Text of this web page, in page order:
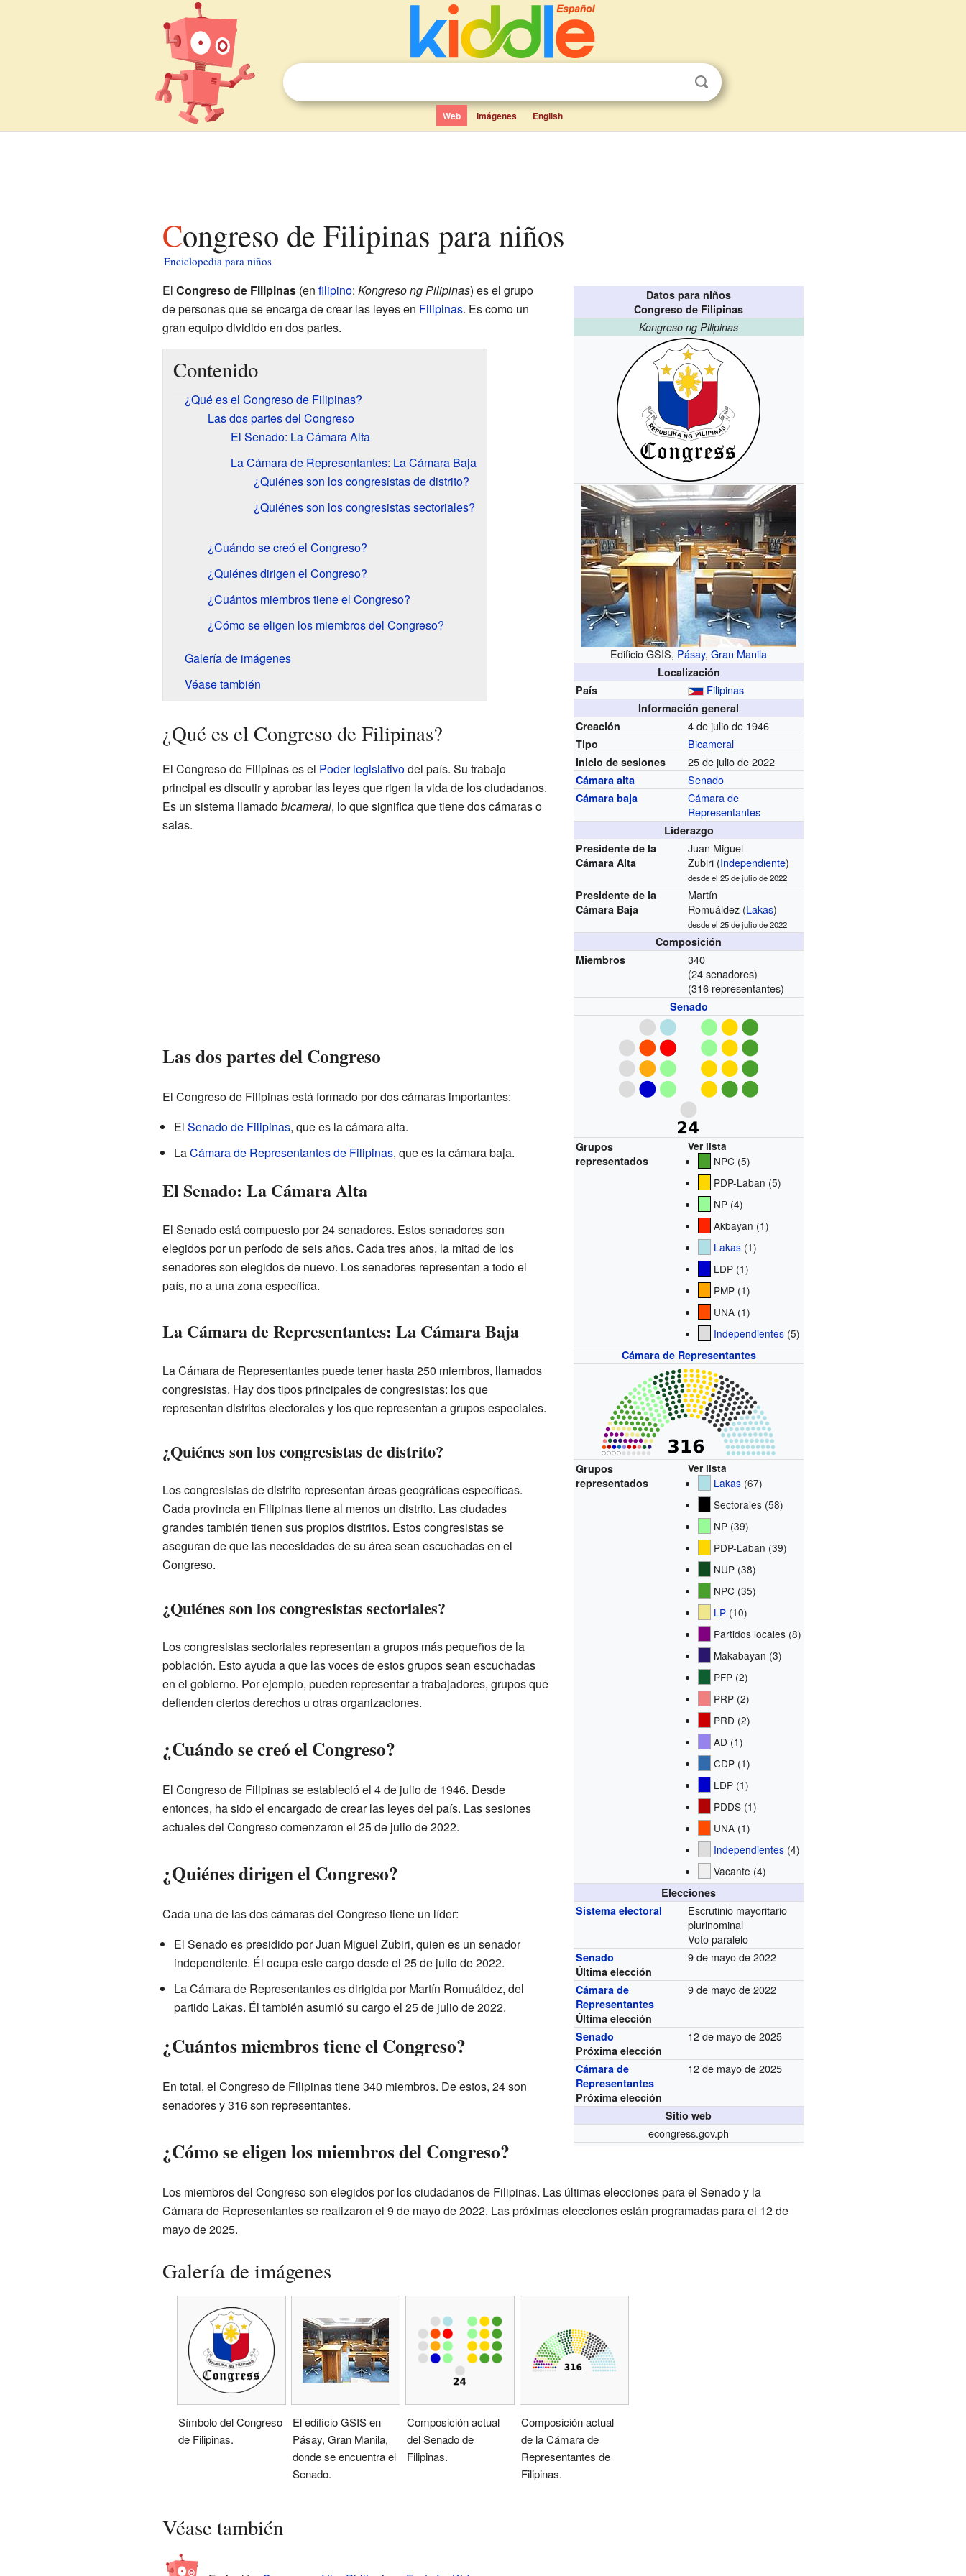
Web Imágenes English
Congreso de Filipinas para niños
Enciclopedia para niños
Datos para niños
Congreso de Filipinas
Kongreso ng Pilipinas
Edificio GSIS, Pásay,Gran Manila
Localización
País
Filipinas
Información general
Creación
4 de julio de 1946
Tipo Bicameral
Inicio de sesiones 25 de julio de 2022
Cámara alta Senado
Cámara baja
Cámara de
Representantes
Liderazgo
Presidente de la
Cámara Alta
Juan Miguel
Zubiri (Independiente)
desde el25 de julio de 2022
Presidente de la
Cámara Baja
Martín
Romuáldez (Lakas)
desde el25 de julio de 2022
Composición
Miembros
340
(24 senadores)
(316 representantes)
Senado
Grupos
representados
Ver lista
NPC (5)
PDP-Laban (5)
NP (4)
Akbayan (1)
Lakas(1)
LDP (1)
PMP (1)
UNA (1)
Independientes(5)
Cámara de Representantes
Grupos
representados
Ver lista
Lakas(67)
Sectorales (58)
NP (39)
PDP-Laban (39)
NUP (38)
NPC (35)
LP(10)
Partidos locales (8)
Makabayan (3)
PFP (2)
PRP (2)
PRD (2)
AD (1)
CDP (1)
LDP (1)
PDDS (1)
UNA (1)
Independientes(4)
Vacante (4)
Elecciones
Sistema electoral
Escrutinio mayoritario
plurinominal
Voto paralelo
Senado
Última elección
9 de mayo de 2022
Cámara de
Representantes
Última elección
9 de mayo de 2022
Senado
Próxima elección
12 de mayo de 2025
Cámara de
Representantes
Próxima elección
12 de mayo de 2025
Sitio web
econgress.gov.ph
El Congreso de Filipinas(en filipino: Kongreso ng Pilipinas) es el grupo
de personas que se encarga de crear las leyes en Filipinas. Es como un
gran equipo dividido en dos partes.
Contenido
¿Qué es el Congreso de Filipinas?
Las dos partes del Congreso
El Senado: La Cámara Alta
La Cámara de Representantes: La Cámara Baja
¿Quiénes son los congresistas de distrito?
¿Quiénes son los congresistas sectoriales?
¿Cuándo se creó el Congreso?
¿Quiénes dirigen el Congreso?
¿Cuántos miembros tiene el Congreso?
¿Cómo se eligen los miembros del Congreso?
Galería de imágenes
Véase también
¿Qué es el Congreso de Filipinas?
El Congreso de Filipinas es el Poder legislativodel país. Su trabajo
principal es discutir y aprobar las leyes que rigen la vida de los ciudadanos.
Es un sistema llamadobicameral, lo que significa que tiene dos cámaras o
salas.
Las dos partes del Congreso
El Congreso de Filipinas está formado por dos cámaras importantes:
El Senado de Filipinas, que es la cámara alta.
LaCámara de Representantes de Filipinas, que es la cámara baja.
El Senado: La Cámara Alta
El Senado está compuesto por 24 senadores. Estos senadores son
elegidos por un período de seis años. Cada tres años, la mitad de los
senadores son elegidos de nuevo. Los senadores representan a todo el
país, no a una zona específica.
La Cámara de Representantes: La Cámara Baja
La Cámara de Representantes puede tener hasta 250 miembros, llamados
congresistas. Hay dos tipos principales de congresistas: los que
representan distritos electorales y los que representan a grupos especiales.
¿Quiénes son los congresistas de distrito?
Los congresistas de distrito representan áreas geográficas específicas.
Cada provincia en Filipinas tiene al menos un distrito. Las ciudades
grandes también tienen sus propios distritos. Estos congresistas se
aseguran de que las necesidades de su área sean escuchadas en el
Congreso.
¿Quiénes son los congresistas sectoriales?
Los congresistas sectoriales representan a grupos más pequeños de la
población. Esto ayuda a que las voces de estos grupos sean escuchadas
en el gobierno. Por ejemplo, pueden representar a trabajadores, grupos que
defienden ciertos derechos u otras organizaciones.
¿Cuándo se creó el Congreso?
El Congreso de Filipinas se estableció el 4 de julio de 1946. Desde
entonces, ha sido el encargado de crear las leyes del país. Las sesiones
actuales del Congreso comenzaron el 25 de julio de 2022.
¿Quiénes dirigen el Congreso?
Cada una de las dos cámaras del Congreso tiene un líder:
El Senado es presidido por Juan Miguel Zubiri, quien es un senador
independiente. Él ocupa este cargo desde el 25 de julio de 2022.
La Cámara de Representantes es dirigida por Martín Romuáldez, del
partido Lakas. Él también asumió su cargo el 25 de julio de 2022.
¿Cuántos miembros tiene el Congreso?
En total, el Congreso de Filipinas tiene 340 miembros. De estos, 24 son
senadores y 316 son representantes.
¿Cómo se eligen los miembros del Congreso?
Los miembros del Congreso son elegidos por los ciudadanos de Filipinas. Las últimas elecciones para el Senado y la
Cámara de Representantes se realizaron el 9 de mayo de 2022. Las próximas elecciones están programadas para el 12 de
mayo de 2025.
Galería de imágenes
Símbolo del Congreso
de Filipinas.
El edificio GSIS en
Pásay, Gran Manila,
donde se encuentra el
Senado.
Composición actual
del Senado de
Filipinas.
Composición actual
de la Cámara de
Representantes de
Filipinas.
Véase también